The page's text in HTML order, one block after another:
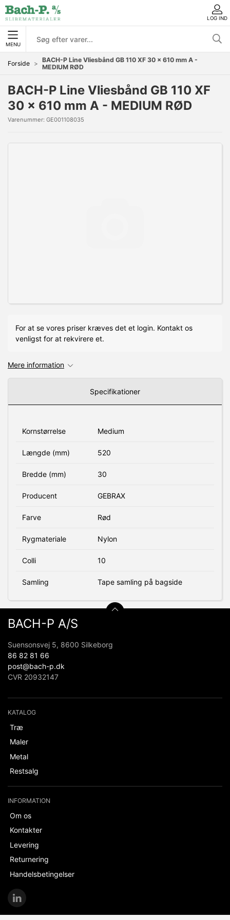
LOG IND
MENU
Forside
BACH-P Line Vliesbånd GB 110 XF 30 x 610 mm A -
MEDIUM RØD
BACH-P Line Vliesbånd GB 110 XF
30 x 610 mm A - MEDIUM RØD
Varenummer: GE001108035
For at se vores priser kræves det et login. Kontakt os
venligst for at rekvirere et.
Mere information
Specifikationer
Kornstørrelse Medium
Længde (mm) 520
Bredde (mm) 30
Producent GEBRAX
Farve Rød
Rygmateriale Nylon
Colli 10
Samling Tape samling på bagside
BACH-P A/S
Suensonsvej 5, 8600 Silkeborg
86 82 81 66
post@bach-p.dk
CVR 20932147
KATALOG
Træ
Maler
Metal
Restsalg
INFORMATION
Om os
Kontakter
Levering
Returnering
Handelsbetingelser